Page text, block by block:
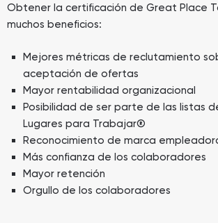
Obtener la certificación de Great Place
muchos beneficios:
Mejores métricas de reclutamiento
aceptación de ofertas
Mayor rentabilidad organizacional
Posibilidad de ser parte de las listas
Lugares para Trabajar®
Reconocimiento de marca
Más confianza de los colaboradores
Mayor retención
Orgullo de los colaboradores